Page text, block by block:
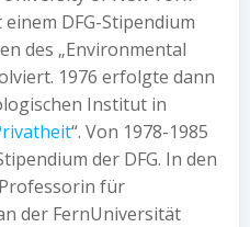
DFG-Stipendium
des „Environmental
1976 erfolgte dann
Institut in
“. Von 1978-1985
der DFG. In den
für
der FernUniversität